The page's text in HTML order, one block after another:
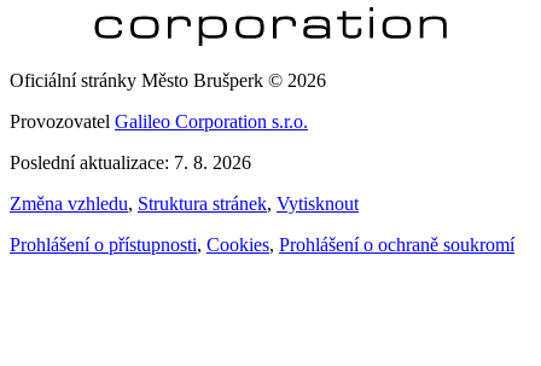
Oficiální stránky Město Brušperk © 2026
Provozovatel Galileo Corporation s.r.o.
Poslední aktualizace: 7. 8. 2026
Změna vzhledu, Struktura stránek, Vytisknout
Prohlášení o přístupnosti, Cookies, Prohlášení o ochraně soukromí